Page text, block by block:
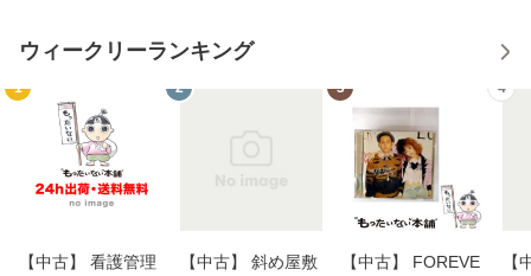
ウィークリーランキング
1
【中古】 看護管理
2
【中古】 斜め屋敷
3
【中古】 FOREVE
4
【